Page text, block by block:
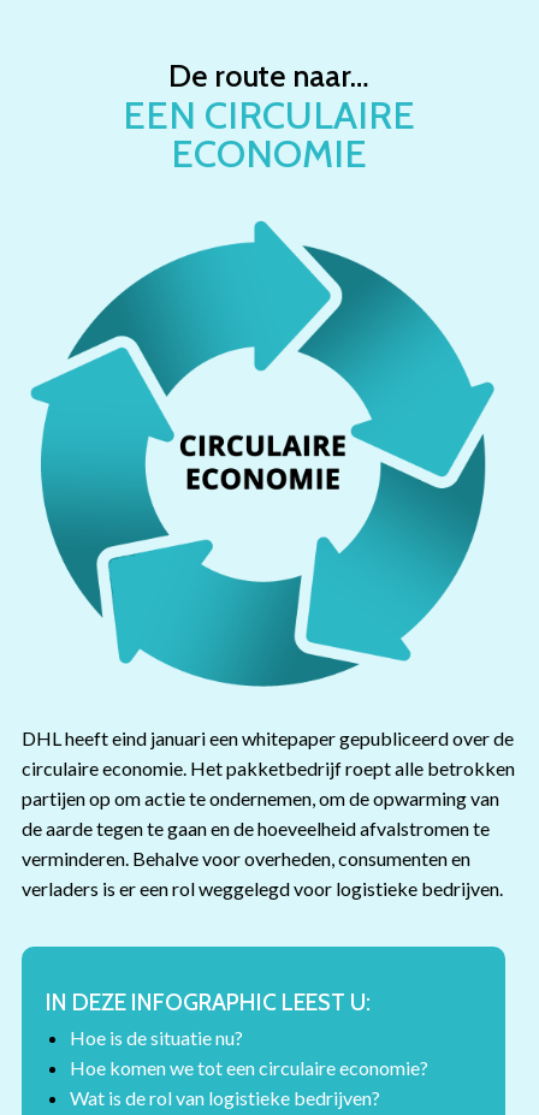
De route naar…
EEN CIRCULAIRE
ECONOMIE
DHL heeft eind januari een whitepaper gepubliceerd over de
circulaire economie. Het pakketbedrijf roept alle betrokken
partijen op om actie te ondernemen, om de opwarming van
de aarde tegen te gaan en de hoeveelheid afvalstromen te
verminderen. Behalve voor overheden, consumenten en
verladers is er een rol weggelegd voor logistieke bedrijven.
IN DEZE INFOGRAPHIC LEEST U:
Hoe is de situatie nu?
Hoe komen we tot een circulaire economie?
Wat is de rol van logistieke bedrijven?